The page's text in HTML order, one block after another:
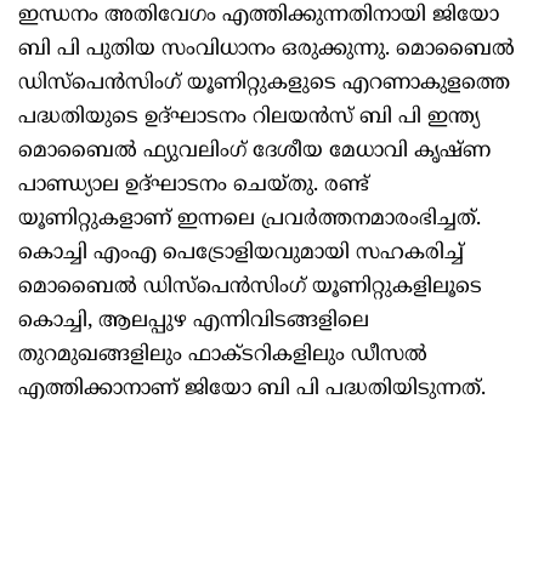
ഇന്ധനം അതിവേഗം എത്തിക്കുന്നതിനായി ജിയോ
ബി പി പുതിയ സംവിധാനം ഒരുക്കുന്നു. മൊബൈൽ
ഡിസ്പെൻസിംഗ് യൂണിറ്റുകളുടെ എറണാകുളത്തെ
പദ്ധതിയുടെ ഉദ്ഘാടനം റിലയൻസ് ബി പി ഇന്ത്യ
മൊബൈൽ ഫ്യുവലിംഗ് ദേശീയ മേധാവി കൃഷ്ണ
പാണ്ഡ്യാല ഉദ്ഘാടനം ചെയ്തു. രണ്ട്
യൂണിറ്റുകളാണ് ഇന്നലെ പ്രവർത്തനമാരംഭിച്ചത്.
കൊച്ചി എംഎ പെട്രോളിയവുമായി സഹകരിച്ച്
മൊബൈൽ ഡിസ്പെൻസിംഗ് യൂണിറ്റുകളിലൂടെ
കൊച്ചി, ആലപ്പുഴ എന്നിവിടങ്ങളിലെ
തുറമുഖങ്ങളിലും ഫാക്ടറികളിലും ഡീസൽ
എത്തിക്കാനാണ് ജിയോ ബി പി പദ്ധതിയിടുന്നത്.